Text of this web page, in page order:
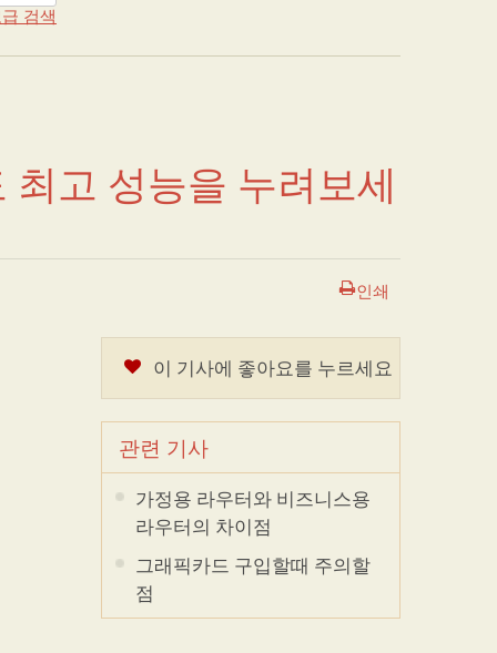
급 검색
고 성능을 누려보세
인쇄
이 기사에 좋아요를 누르세요
관련 기사
가정용 라우터와 비즈니스용
라우터의 차이점
그래픽카드 구입할때 주의할
점